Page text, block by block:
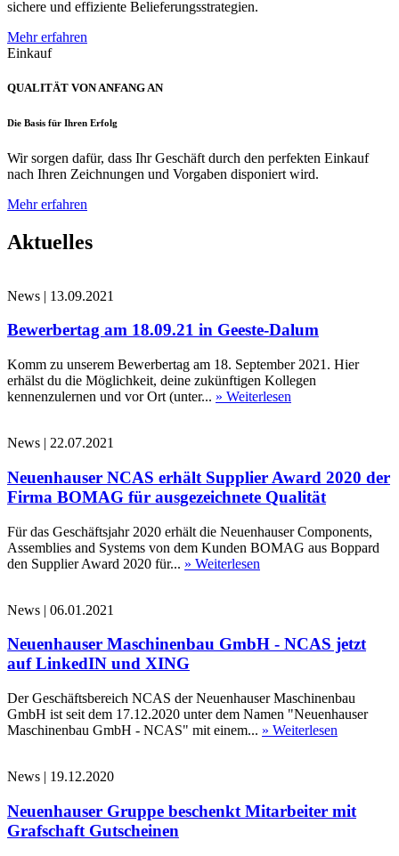
sichere und effiziente Belieferungsstrategien.
Mehr erfahren
Einkauf
QUALITÄT VON ANFANG AN
Die Basis für Ihren Erfolg
Wir sorgen dafür, dass Ihr Geschäft durch den perfekten Einkauf
nach Ihren Zeichnungen und Vorgaben disponiert wird.
Mehr erfahren
Aktuelles
News | 13.09.2021
Bewerbertag am 18.09.21 in Geeste-Dalum
Komm zu unserem Bewerbertag am 18. September 2021. Hier
erhälst du die Möglichkeit, deine zukünftigen Kollegen
kennenzulernen und vor Ort (unter... » Weiterlesen
News | 22.07.2021
Neuenhauser NCAS erhält Supplier Award 2020 der
Firma BOMAG für ausgezeichnete Qualität
Für das Geschäftsjahr 2020 erhält die Neuenhauser Components,
Assemblies and Systems von dem Kunden BOMAG aus Boppard
den Supplier Award 2020 für... » Weiterlesen
News | 06.01.2021
Neuenhauser Maschinenbau GmbH - NCAS jetzt
auf LinkedIN und XING
Der Geschäftsbereich NCAS der Neuenhauser Maschinenbau
GmbH ist seit dem 17.12.2020 unter dem Namen "Neuenhauser
Maschinenbau GmbH - NCAS" mit einem... » Weiterlesen
News | 19.12.2020
Neuenhauser Gruppe beschenkt Mitarbeiter mit
Grafschaft Gutscheinen